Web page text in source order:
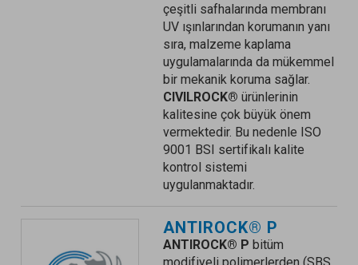
çeşitli safhalarında membranı
UV ışınlarından korumanın yanı
sıra, malzeme kaplama
uygulamalarında da mükemmel
bir mekanik koruma sağlar.
CIVILROCK® ürünlerinin
kalitesine çok büyük önem
vermektedir. Bu nedenle ISO
9001 BSI sertifikalı kalite
kontrol sistemi
uygulanmaktadır.
ANTIROCK® P
ANTIROCK® P bitüm